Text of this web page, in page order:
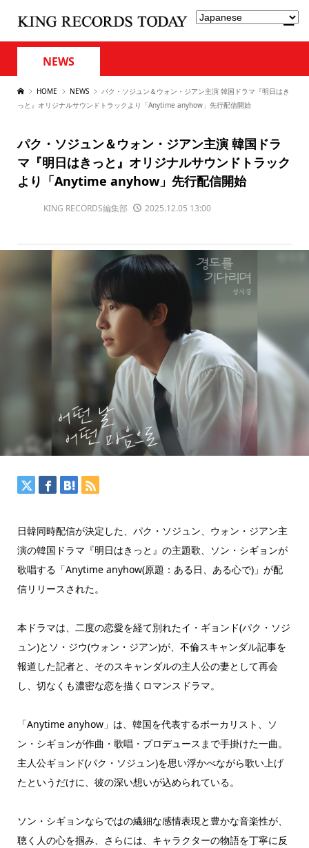
NEWS
HOME NEWS
パク・ソジュン＆ウォン・ジアン主演 韓国ドラマ『明日はき
っと』オリジナルサウンドトラックより「Anytime anyhow」先行配信開始
パク・ソジュン＆ウォン・ジアン主演 韓国ドラ
マ『明日はきっと』オリジナルサウンドトラック
より「Anytime anyhow」先行配信開始
KING RECORDS編集部 2025.12.05 13:00
日韓同時配信が決定した、パク・ソジュン、ウォン・ジアン主
演の韓国ドラマ『明日はきっと』の主題歌、ソン・シギョンが
歌唱する「Anytime anyhow(原題：ある日、ある心で)」が配
信リリースされた。
本ドラマは、二度の恋愛を経て別れたイ・ギョンド(パク・ソジ
ュン)とソ・ジウ(ウォン・ジアン)が、不倫スキャンダル記事を
報道した記者と、そのスキャンダルの主人公の妻として再会
し、切なくも濃密な恋を描くロマンスドラマ。
「Anytime anyhow」は、韓国を代表するボーカリスト、ソ
ン・シギョンが作曲・歌唱・プロデュースまで手掛けた一曲。
主人公ギョンド(パク・ソジュン)を思い浮かべながら歌い上げ
たというだけに、彼の深い想いが込められている。
ソン・シギョンならではの繊細な感情表現と豊かな音楽性が、
聴く人の心を掴み、さらには、キャラクターの物語を丁寧に反